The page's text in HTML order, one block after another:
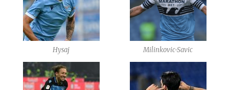
Hysaj Milinkovic-Savic